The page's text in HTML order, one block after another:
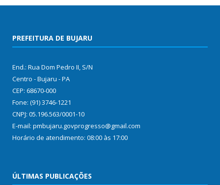
PREFEITURA DE BUJARU
End.: Rua Dom Pedro II, S/N
Centro - Bujaru - PA
CEP: 68670-000
Fone: (91) 3746-1221
CNPJ: 05.196.563/0001-10
E-mail: pmbujaru.govprogresso@gmail.com
Horário de atendimento: 08:00 às 17:00
ÚLTIMAS PUBLICAÇÕES